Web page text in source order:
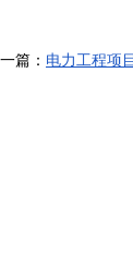
篇： 电力工程项